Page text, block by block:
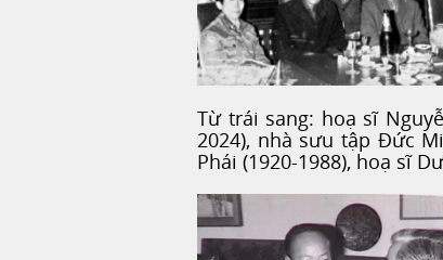
Từ trái sang: hoạ sĩ
2024), nhà sưu tập Đức
Phái (1920-1988), hoạ sĩ